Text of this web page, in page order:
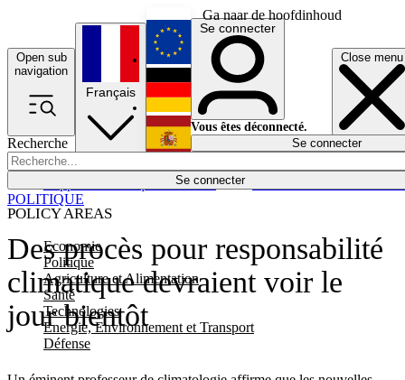
Ga naar de hoofdinhoud
Open sub
navigation
Close menu
Recherche
Se connecter
POLICY AREAS
Economie
Politique
Agriculture et Alimentation
Santé
Technologies
Energie, Environnement et Transport
Défense
Économie
Français
English
Deutsch
Español
Se connecter
Vous êtes déconnecté.
Se connecter
Des procès pour responsabilité
climatique devraient voir le
jour bientôt
POLITIQUE